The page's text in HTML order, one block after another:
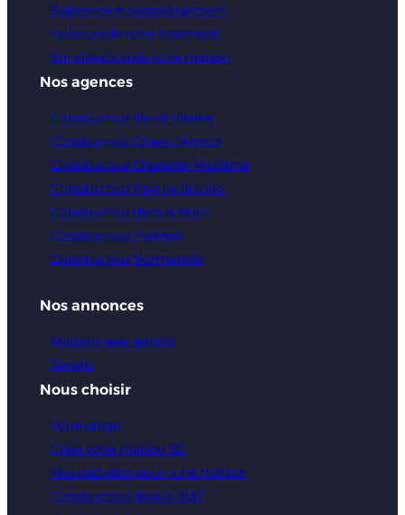
Extension et agrandissement
Isolation de votre logement
Sur élévation de votre maison
Nos agences
Constructeur Ille-et-Vilaine
Constructeur Côtes d’Armor
Constructeur Charente-Maritime
Constructeur Pays de la Loire
Constructeur dans le Nord
Constructeur Yvelines
Constructeur Normandie
Nos annonces
Maisons avec terrain
Terrain
Nous choisir
Votre projet
Créer votre maison 3D
Nos garanties pour votre maison
Constructeur depuis 1987